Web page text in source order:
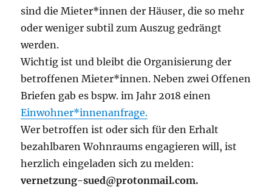
sind die Mieter*innen der Häuser, die so mehr
oder weniger subtil zum Auszug gedrängt
werden.
Wichtig ist und bleibt die Organisierung der
betroffenen Mieter*innen. Neben zwei Offenen
Briefen gab es bspw. im Jahr 2018 einen
Einwohner*innenanfrage.
Wer betroffen ist oder sich für den Erhalt
bezahlbaren Wohnraums engagieren will, ist
herzlich eingeladen sich zu melden:
vernetzung-sued@protonmail.com.